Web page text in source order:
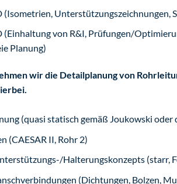
(Isometrien, Unterstützungszeichnungen,
(Einhaltung von R&I, Prüfungen/
Planung)
wir die Detailplanung von
(quasi statisch gemäß Joukowski oder
(CAESAR II, Rohr 2)
Halterungskonzepts (starr,
(Dichtungen, Bolzen,